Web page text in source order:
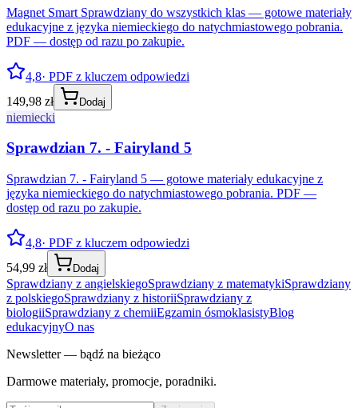
Magnet Smart Sprawdziany do wszystkich klas — gotowe materiały
edukacyjne z języka niemieckiego do natychmiastowego pobrania.
PDF — dostęp od razu po zakupie.
4,8· PDF z kluczem odpowiedzi
149,98 zł
Dodaj
niemiecki
Sprawdzian 7. - Fairyland 5
Sprawdzian 7. - Fairyland 5 — gotowe materiały edukacyjne z
języka niemieckiego do natychmiastowego pobrania. PDF —
dostęp od razu po zakupie.
4,8· PDF z kluczem odpowiedzi
54,99 zł
Dodaj
Sprawdziany z angielskiegoSprawdziany z matematykiSprawdziany
z polskiegoSprawdziany z historiiSprawdziany z
biologiiSprawdziany z chemiiEgzamin ósmoklasistyBlog
edukacyjnyO nas
Newsletter — bądź na bieżąco
Darmowe materiały, promocje, poradniki.